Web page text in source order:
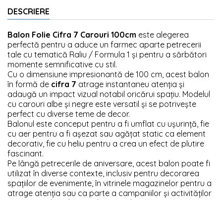
DESCRIERE
Balon Folie Cifra 7 Carouri 100cm este alegerea
perfectă pentru a aduce un farmec aparte petrecerii
tale cu tematică Raliu / Formula 1 și pentru a sărbători
momente semnificative cu stil.
Cu o dimensiune impresionantă de 100 cm, acest balon
în formă de cifra 7 atrage instantaneu atenția și
adaugă un impact vizual notabil oricărui spațiu. Modelul
cu carouri albe și negre este versatil și se potrivește
perfect cu diverse teme de decor.
Balonul este conceput pentru a fi umflat cu ușurință, fie
cu aer pentru a fi așezat sau agățat static ca element
decorativ, fie cu heliu pentru a crea un efect de plutire
fascinant.
Pe lângă petrecerile de aniversare, acest balon poate fi
utilizat în diverse contexte, inclusiv pentru decorarea
spațiilor de evenimente, în vitrinele magazinelor pentru a
atrage atenția sau ca parte a campaniilor și activităților